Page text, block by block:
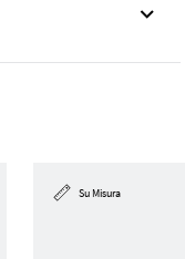
Su Misura